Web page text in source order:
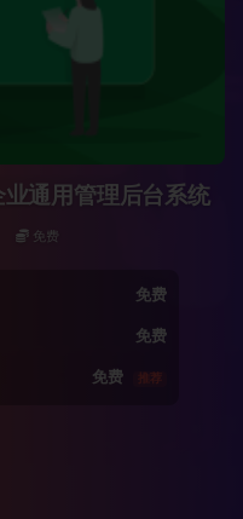
通用管理后台系统
免费
免费
免费
免费 推荐